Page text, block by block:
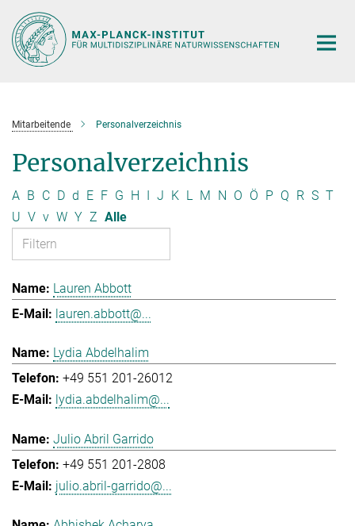
Hauptinhalt
Mitarbeitende Personalverzeichnis
Personalverzeichnis
A B C D d E F G H I J K L M N O Ö P Q R S T
U V v W Y Z Alle
Lauren Abbott
lauren.abbott@...
Lydia Abdelhalim
+49 551 201-26012
lydia.abdelhalim@...
Julio Abril Garrido
+49 551 201-2808
julio.abril-garrido@...